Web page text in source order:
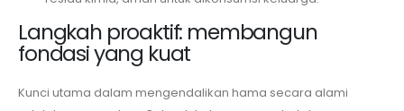
Langkah proaktif: membangun
fondasi yang kuat
Kunci utama dalam mengendalikan hama secara alami